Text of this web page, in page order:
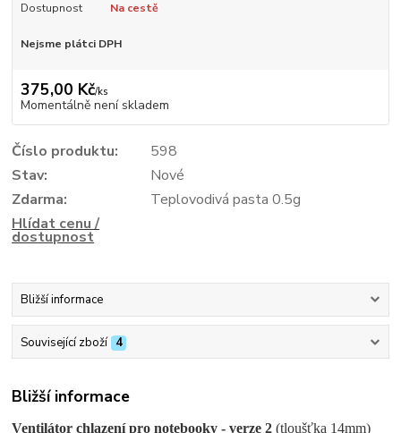
Dostupnost Na cestě
Nejsme plátci DPH
375,00 Kč/ks
Momentálně není skladem
Číslo produktu:
598
Stav:
Nové
Zdarma:
Teplovodivá pasta 0.5g
Hlídat cenu /
dostupnost
Bližší informace
Související zboží 4
Bližší informace
Ventilátor chlazení pro notebooky - verze 2(tloušťka 14mm)